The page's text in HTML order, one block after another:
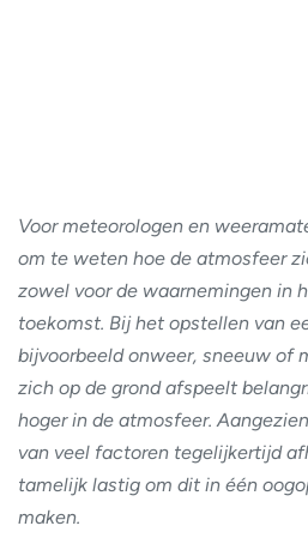
Voor meteorologen en
om te weten hoe de atmosfeer
zowel voor de waarnemingen in
toekomst. Bij het opstellen van
bijvoorbeeld onweer, sneeuw of
zich op de grond afspeelt
hoger in de atmosfeer.
van veel factoren tegelijkertijd
tamelijk lastig om dit in één
maken.